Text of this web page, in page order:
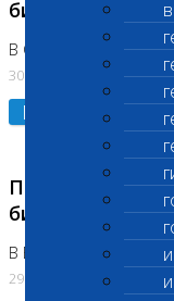
биохимических
В Сколково. Код
30.07.2026
Подробнее
В Бутово 29.07.26
29.07.2026